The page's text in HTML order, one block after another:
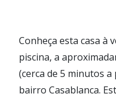
Conheça esta casa à
piscina, a
(cerca de 5 minutos
bairro Casablanca.